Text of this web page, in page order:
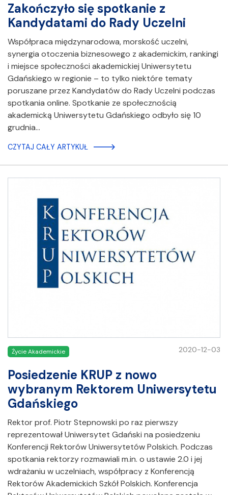
Zakończyło się spotkanie z
Kandydatami do Rady Uczelni
Współpraca międzynarodowa, morskość uczelni,
synergia otoczenia biznesowego z akademickim, rankingi
i miejsce społeczności akademickiej Uniwersytetu
Gdańskiego w regionie – to tylko niektóre tematy
poruszane przez Kandydatów do Rady Uczelni podczas
spotkania online. Spotkanie ze społecznością
akademicką Uniwersytetu Gdańskiego odbyło się 10
grudnia…
CZYTAJ CAŁY ARTYKUŁ
Życie Akademickie 2020-12-03
Posiedzenie KRUP z nowo
wybranym Rektorem Uniwersytetu
Gdańskiego
Rektor prof. Piotr Stepnowski po raz pierwszy
reprezentował Uniwersytet Gdański na posiedzeniu
Konferencji Rektorów Uniwersytetów Polskich. Podczas
spotkania rektorzy rozmawiali m.in. o ustawie 2.0 i jej
wdrażaniu w uczelniach, współpracy z Konferencją
Rektorów Akademickich Szkół Polskich. Konferencja